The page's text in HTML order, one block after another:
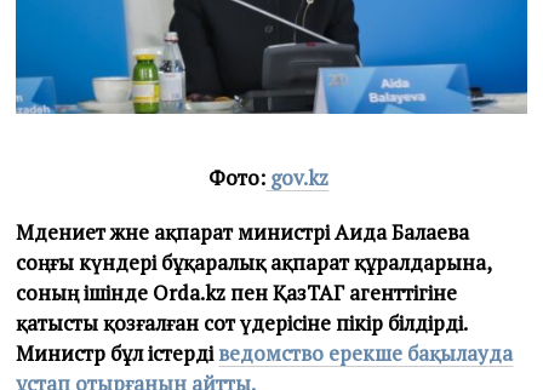
2
5
Фото: gov.kz
Мәдениет және ақпарат министрі Аида Балаева
соңғы күндері бұқаралық ақпарат құралдарына,
соның ішінде Orda.kz пен ҚазТАГ агенттігіне
қатысты қозғалған сот үдерісіне пікір білдірді.
Министр бұл істердіведомство ерекше бақылауда
ұстап отырғанын айтты.